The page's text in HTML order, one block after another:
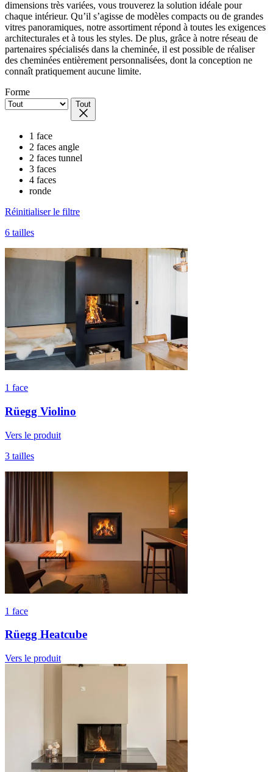
dimensions très variées, vous trouverez la solution idéale pour
chaque intérieur. Qu’il s’agisse de modèles compacts ou de grandes
vitres panoramiques, notre assortiment répond à toutes les exigences
architecturales et à tous les styles. De plus, grâce à notre réseau de
partenaires spécialisés dans la cheminée, il est possible de réaliser
des cheminées entièrement personnalisées, dont la conception ne
connaît pratiquement aucune limite.
Forme
Tout
1 face
2 faces angle
2 faces tunnel
3 faces
4 faces
ronde
Réinitialiser le filtre
6 tailles
1 face
Rüegg Violino
Vers le produit
3 tailles
1 face
Rüegg Heatcube
Vers le produit